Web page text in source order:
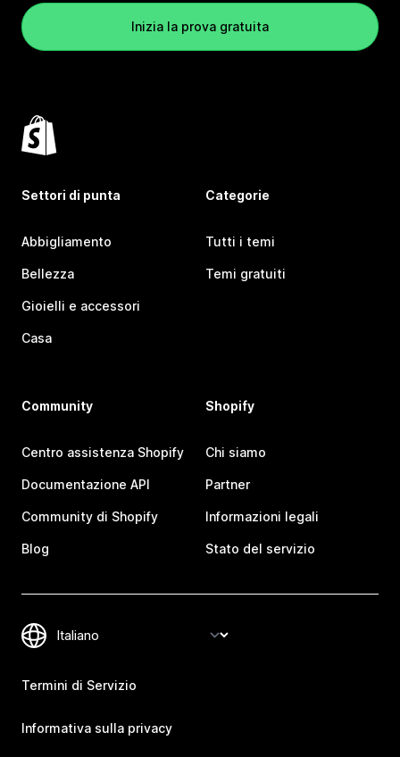
Inizia la prova gratuita
Settori di punta
Abbigliamento
Bellezza
Gioielli e accessori
Casa
Categorie
Tutti i temi
Temi gratuiti
Community
Centro assistenza Shopify
Documentazione API
Community di Shopify
Blog
Shopify
Chi siamo
Partner
Informazioni legali
Stato del servizio
Termini di Servizio
Informativa sulla privacy